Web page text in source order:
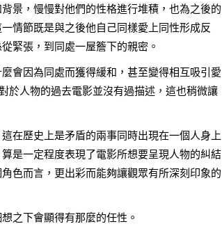
景，慢慢對他們的性格進行堆積，也為之後的
情節既是與之後他自己同樣愛上同性形成反
緊張，到同處一屋簷下的親密。
會因為同處而獲得緩和，甚至變得相互吸引愛
於人物的過去電影並沒有過描述，這也稍微讓
在歷史上是矛盾的兩事同時出現在一個人身上
是一定程度表現了電影所想要呈現人物的糾結
色而言，更出彩而能夠讓觀眾有所深刻印象的
之下會顯得有那麼的任性。